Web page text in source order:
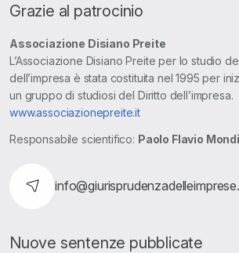
Grazie al patrocinio
Associazione Disiano Preite
L’Associazione Disiano Preite per lo studio
dell’impresa è stata costituita nel 1995 per
un gruppo di studiosi del Diritto dell’impresa.
www.associazionepreite.it
Responsabile scientifico: Paolo Flavio
Nuove sentenze pubblicate